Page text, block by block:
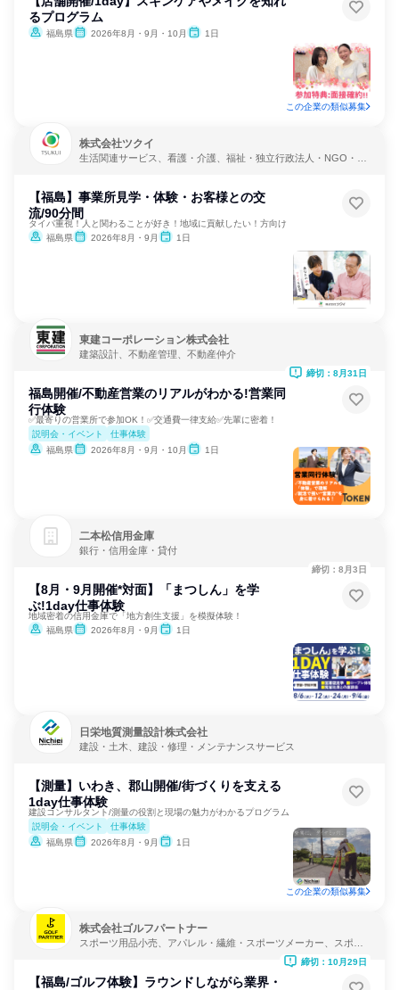
るプログラム
福島県 2026年8月・9月・10月 1日
この企業の類似募集
株式会社ツクイ
生活関連サービス、看護・介護、福祉・独立行政法人・NGO・N
【福島】事業所見学・体験・お客様との交
流/90分間
タイパ重視！人と関わることが好き！地域に貢献したい！方向け
福島県
2026年8月・9月 1日
東建コーポレーション株式会社
建築設計、不動産管理、不動産仲介
福島開催/不動産営業のリアルがわかる!営業同
行体験
✅最寄りの営業所で参加OK！✅交通費一律支給✅先輩に密着！
説明会・イベント
仕事体験
福島県
2026年8月・9月・10月 1日
締切：8月31日
二本松信用金庫
銀行・信用金庫・貸付
【8月・9月開催*対面】「まつしん」を学
ぶ!1day仕事体験
地域密着の信用金庫で「地方創生支援」を模擬体験！
福島県
2026年8月・9月 1日
締切：8月3日
日栄地質測量設計株式会社
建設・土木、建設・修理・メンテナンスサービス
【測量】いわき、郡山開催/街づくりを支える
1day仕事体験
建設コンサルタント/測量の役割と現場の魅力がわかるプログラム
説明会・イベント
仕事体験
福島県
2026年8月・9月 1日
この企業の類似募集
株式会社ゴルフパートナー
スポーツ用品小売、アパレル・繊維・スポーツメーカー、スポー
【福島/ゴルフ体験】ラウンドしながら業界・
締切：10月29日